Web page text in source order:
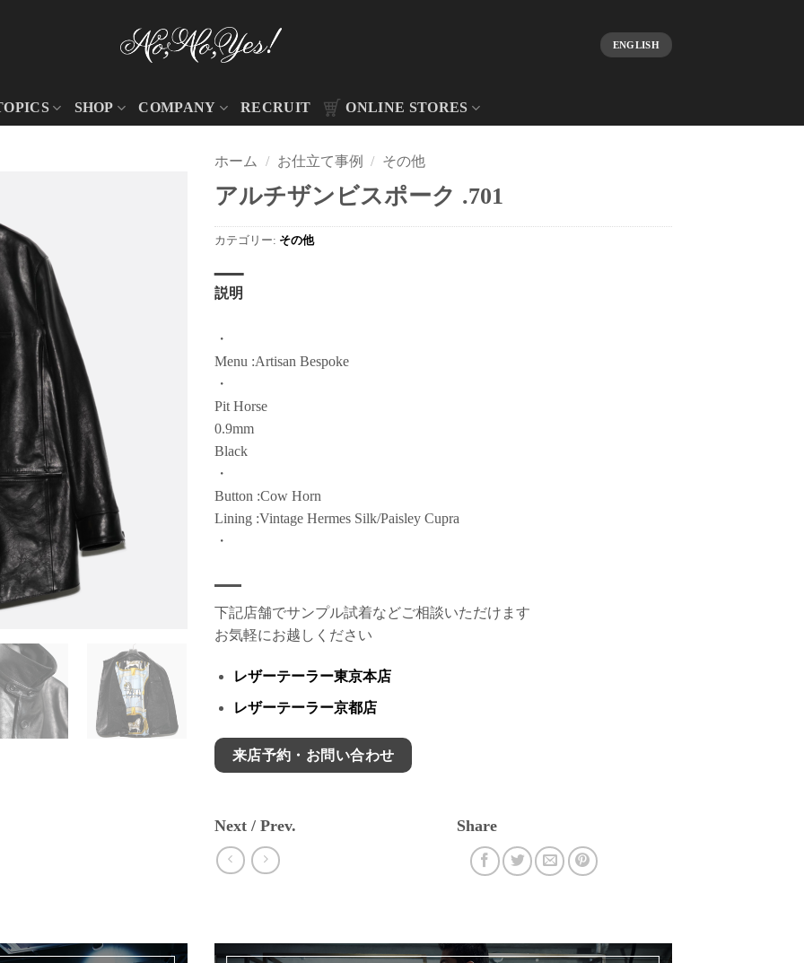
ENGLISH
SHOP COMPANY RECRUIT ONLINE STORES
ホーム / お仕立て事例 / その他
アルチザンビスポーク .701
カテゴリー: その他
説明
・
Menu :Artisan Bespoke
・
Pit Horse
0.9mm
Black
・
Button :Cow Horn
Lining :Vintage Hermes Silk/Paisley Cupra
・
下記店舗でサンプル試着などご相談いただけます
お気軽にお越しください
レザーテーラー東京本店
レザーテーラー京都店
来店予約・お問い合わせ
Next / Prev. Share